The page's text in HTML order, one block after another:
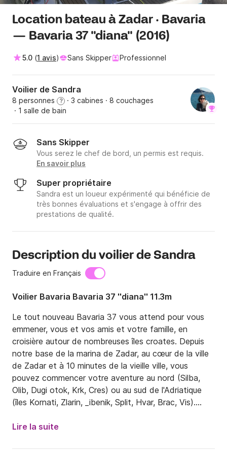
Location bateau à Zadar · Bavaria
— Bavaria 37 ''diana'' (2016)
5.0 (1 avis) Sans Skipper Professionnel
Voilier de Sandra
8 personnes ? · 3 cabines · 8 couchages
· 1 salle de bain
Sans Skipper
Vous serez le chef de bord, un permis est requis.
En savoir plus
Super propriétaire
Sandra est un loueur expérimenté qui bénéficie de
très bonnes évaluations et s'engage à offrir des
prestations de qualité.
Description du voilier de Sandra
Traduire en Français
Voilier Bavaria Bavaria 37 ''diana'' 11.3m
Le tout nouveau Bavaria 37 vous attend pour vous
emmener, vous et vos amis et votre famille, en
croisière autour de nombreuses îles croates. Depuis
notre base de la marina de Zadar, au cœur de la ville
de Zadar et à 10 minutes de la vieille ville, vous
pouvez commencer votre aventure au nord (Silba,
Olib, Dugi otok, Krk, Cres) ou au sud de l'Adriatique
(îles Kornati, Zlarin, _ibenik, Split, Hvar, Brac, Vis).
Veuillez me faire savoir si vous avez besoin d'une
moi simplement vos préférences et je ferai un
Lire la suite